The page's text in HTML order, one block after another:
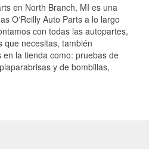
en North Branch, MI es una
O'Reilly Auto Parts a lo largo
con todas las autopartes,
que necesitas, también
la tienda como: pruebas de
y de bombillas,